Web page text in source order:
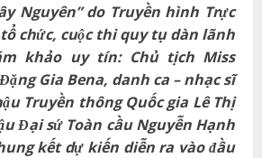
Nguyên” do Truyền hình Trực
chức, cuộc thi quy tụ dàn lãnh
khảo uy tín: Chủ tịch Miss
Gia Bena, danh ca – nhạc sĩ
Truyền thông Quốc gia Lê Thị
Đại sứ Toàn cầu Nguyễn Hạnh
kết dự kiến diễn ra vào đầu